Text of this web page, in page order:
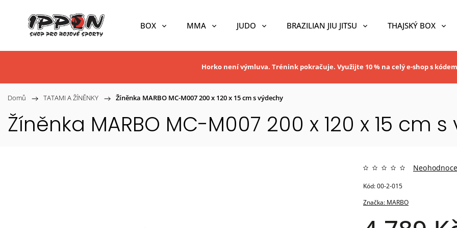
BOX MMA JUDO BRAZILIAN JIU JITSU THAJSKÝ BOX
Horko není výmluva. Trénink pokračuje. Využijte 10 % na celý e-shop s kódem
Domů / TATAMI A ŽÍNĚNKY / Žíněnka MARBO MC-M007 200 x 120 x 15 cm s výdechy
Žíněnka MARBO MC-M007 200 x 120 x 15 cm
Značka: MARBO
Kód:00-2-015